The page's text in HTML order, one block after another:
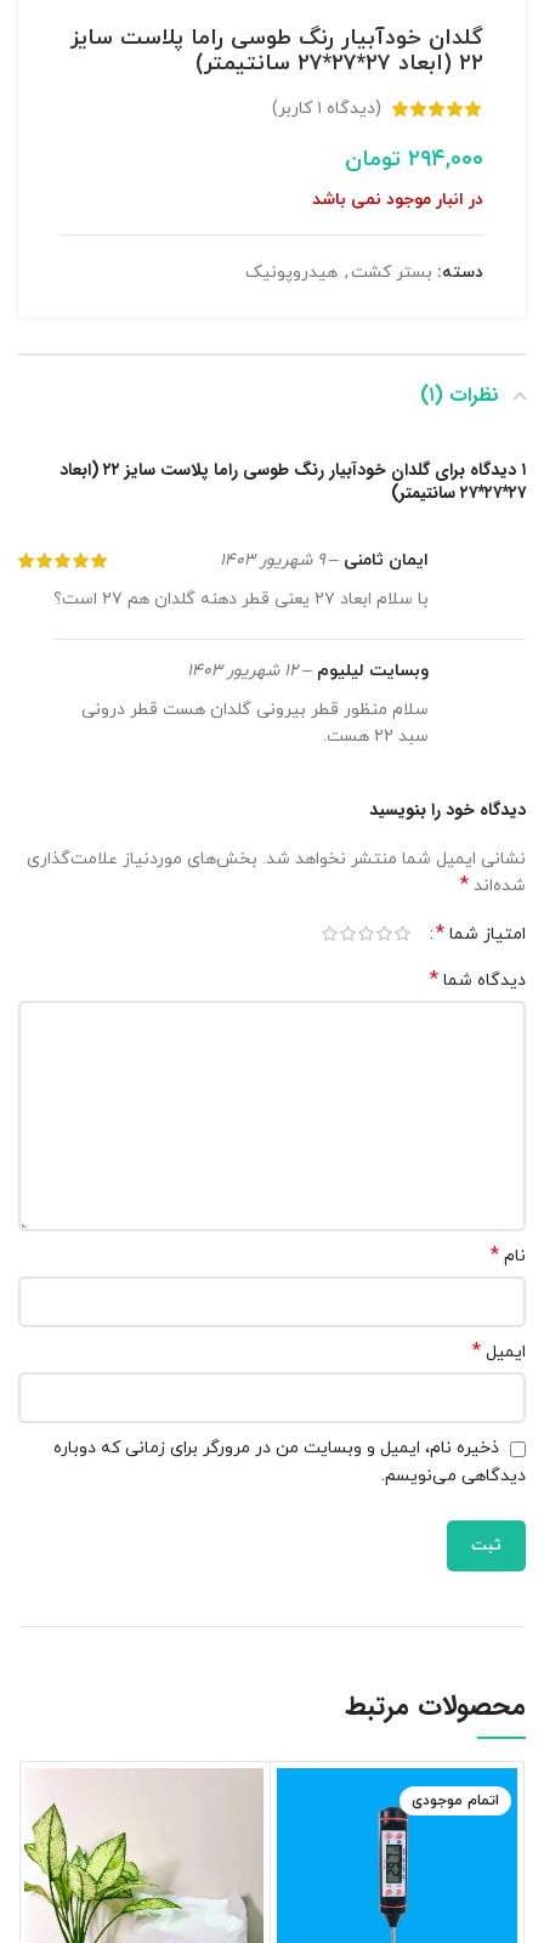
گلدان خودآبیار رنگ طوسی راما پلاست سایز
۲۲ (ابعاد ۲۷*۲۷*۲۷ سانتیمتر)
(دیدگاه ۱ کاربر)
۲۹۴,۰۰۰ تومان
در انبار موجود نمی باشد
دسته: بستر کشت , هیدروپونیک
نظرات (۱)
۱ دیدگاه برای
گلدان خودآبیار رنگ طوسی راما پلاست سایز ۲۲ (ابعاد
۲۷*۲۷*۲۷ سانتیمتر)
ایمان ثامنی – ۹ شهریور ۱۴۰۳
با سلام ابعاد ۲۷ یعنی قطر دهنه گلدان هم ۲۷ است؟
وبسایت لیلیوم – ۱۲ شهریور ۱۴۰۳
سلام منظور قطر بیرونی گلدان هست قطر درونی
سبد ۲۲ هست.
دیدگاه خود را بنویسید
نشانی ایمیل شما منتشر نخواهد شد. بخش‌های موردنیاز علامت‌گذاری
شده‌اند *
امتیاز شما *
دیدگاه شما *
نام *
ایمیل *
ذخیره نام، ایمیل و وبسایت من در مرورگر برای زمانی که دوباره
دیدگاهی می‌نویسم.
محصولات مرتبط
اتمام موجودی